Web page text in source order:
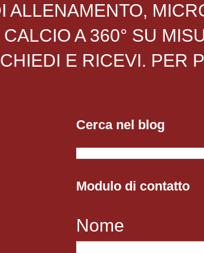
ALLENAMENTO,
A 360° SU
E RICEVI. PER
Cerca nel blog
Modulo di contatto
Nome